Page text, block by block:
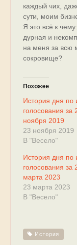
каждый чих,
сути, моим
Я это всё к
дурная и
на меня за всю
сокровище?
Похожее
История дня по
голосования за
ноября 2019
23 ноября 2019
В "Весело"
История дня по
голосования за
марта 2023
23 марта 2023
В "Весело"
История